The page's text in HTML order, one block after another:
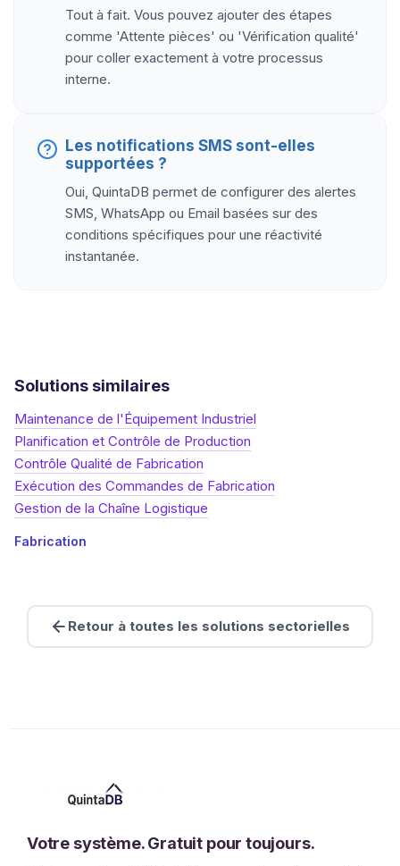
Tout à fait. Vous pouvez ajouter des étapes
comme 'Attente pièces' ou 'Vérification qualité'
pour coller exactement à votre processus
interne.
Les notifications SMS sont-elles
supportées ?
Oui, QuintaDB permet de configurer des alertes
SMS, WhatsApp ou Email basées sur des
conditions spécifiques pour une réactivité
instantanée.
Solutions similaires
Maintenance de l'Équipement Industriel
Planification et Contrôle de Production
Contrôle Qualité de Fabrication
Exécution des Commandes de Fabrication
Gestion de la Chaîne Logistique
Fabrication
Retour à toutes les solutions sectorielles
Votre système. Gratuit pour toujours.